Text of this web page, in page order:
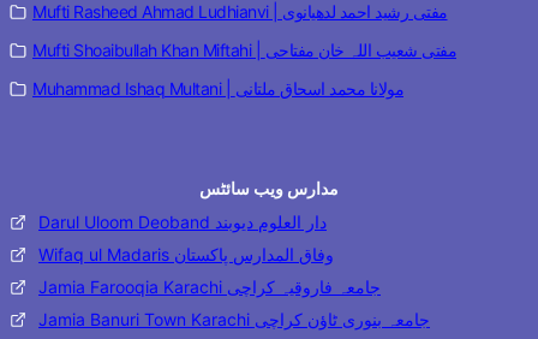
Mufti Rasheed Ahmad Ludhianvi | مفتی رشید احمد لدھیانوی
Mufti Shoaibullah Khan Miftahi | مفتی شعیب اللہ خان مفتاحی
Muhammad Ishaq Multani | مولانا محمد اسحاق ملتانی
مدارس ویب سائٹس
Darul Uloom Deoband دار العلوم دیوبند
Wifaq ul Madaris وفاق المدارس پاکستان
Jamia Farooqia Karachi جامعہ فاروقیہ کراچی
Jamia Banuri Town Karachi جامعہ بنوری ٹاؤن کراچی